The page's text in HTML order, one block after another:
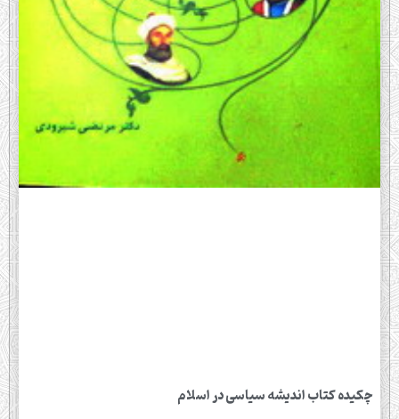
چکیده کتاب اندیشه سیاسی در اسلام